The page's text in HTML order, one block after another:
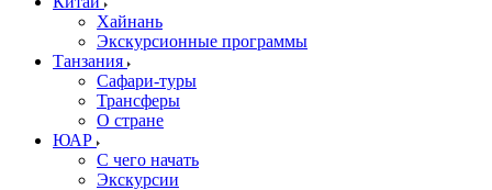
Хайнань
Экскурсионные программы
Танзания
Сафари-туры
Трансферы
О стране
ЮАР
С чего начать
Экскурсии